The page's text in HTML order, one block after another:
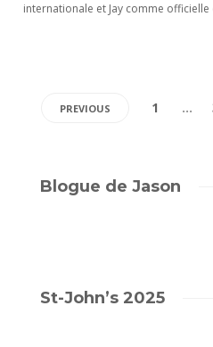
internationale et Jay comme
PREVIOUS 1 …
Blogue de Jason
St-John’s 2025